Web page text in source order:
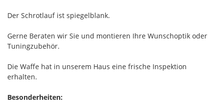
Der Schrotlauf ist spiegelblank.
Gerne Beraten wir Sie und montieren Ihre Wunschoptik oder
Tuningzubehör.
Die Waffe hat in unserem Haus eine frische Inspektion
erhalten.
Besonderheiten: